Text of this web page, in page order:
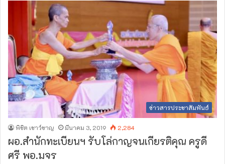
ข่าวสารประชาสัมพันธ์
พิชิต เชาว์ชาญ มีนาคม 3, 2019 2,284
ผอ.สำนักทะเบียน​ฯ รับโล่กาญจนเกียรติคุณ​ ครูดี
ศรี พอ.มจร